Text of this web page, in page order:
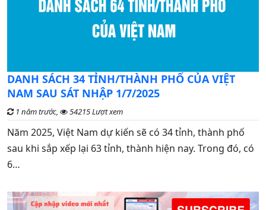
DANH SÁCH 34 TỈNH/THÀNH PHỐ CỦA VIỆT
NAM SAU SÁT NHẬP 1/7/2025
1 năm trước, 54215 Lượt xem
Năm 2025, Việt Nam dự kiến sẽ có 34 tỉnh, thành phố
sau khi sắp xếp lại 63 tỉnh, thành hiện nay. Trong đó, có
6…